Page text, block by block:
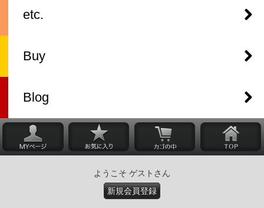
etc.
Buy
Blog
ようこそ ゲストさん
新規会員登録